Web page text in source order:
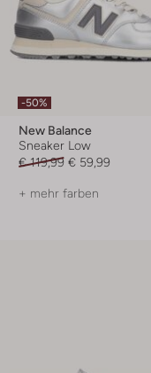
-50%
New Balance
Sneaker Low
€ 119,99 € 59,99
+ mehr farben